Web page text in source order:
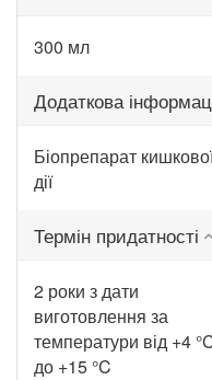
300 мл
Додаткова
Біопрепарат
дії
Термін придатності
2 роки з дати
виготовлення за
температури від +4
до +15 °C